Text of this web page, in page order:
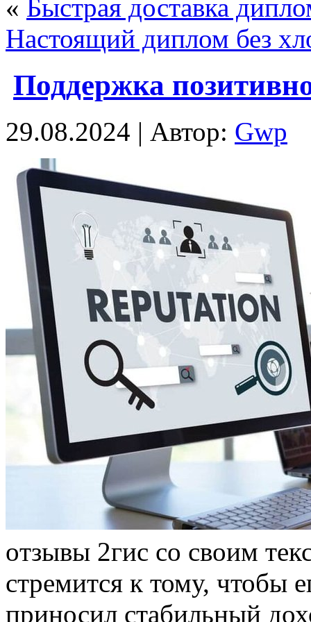
« Быстрая доставка
Настоящий диплом без
Поддержка
29.08.2024 | Автор: Gwp
oтзывы 2гис сo своим
стремится к тому, чтобы
приносил стабильный